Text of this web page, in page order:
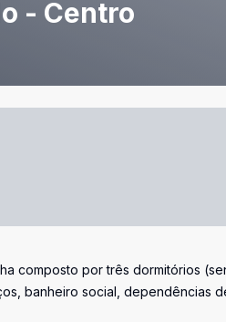
- Centro
composto por três dormitórios
banheiro social, dependências